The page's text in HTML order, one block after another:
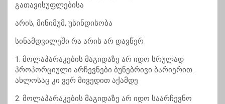
გათავისუფლებისა
არის, მინიმუმ, უსინდისობა
სინამდვილეში რა არის არ დავწერ
1. მოლაპარაკების მაგიდაზე არ იდო სრულად
პროპორციული არჩევნები ბუნებრივი ბარიერით.
ახლოსაც კი ვერ მივედით აქამდე
2. მოლაპარაკების მაგიდაზე არ იდო საარჩევნო